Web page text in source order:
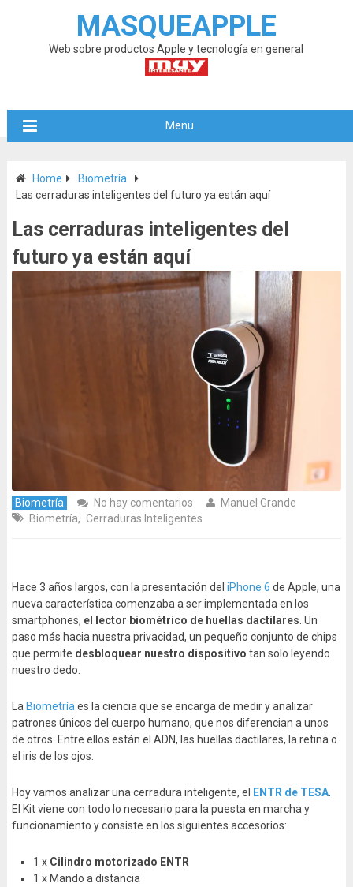
MASQUEAPPLE
Web sobre productos Apple y tecnología en general
Menu
Home
Biometría
Las cerraduras inteligentes del futuro ya están aquí
Las cerraduras inteligentes del
futuro ya están aquí
Biometría No hay comentarios
Manuel Grande
Biometría, Cerraduras Inteligentes
Hace 3 años largos, con la presentación del iPhone 6 de Apple, una
nueva característica comenzaba a ser implementada en los
smartphones, el lector biométrico de huellas dactilares . Un
paso más hacia nuestra privacidad, un pequeño conjunto de chips
que permite desbloquear nuestro dispositivo tan solo leyendo
nuestro dedo.
La Biometría es la ciencia que se encarga de medir y analizar
patrones únicos del cuerpo humano, que nos diferencian a unos
de otros. Entre ellos están el ADN, las huellas dactilares, la retina o
el iris de los ojos.
Hoy vamos analizar una cerradura inteligente, el ENTR de TESA.
El Kit viene con todo lo necesario para la puesta en marcha y
funcionamiento y consiste en los siguientes accesorios:
1 x Cilindro motorizado ENTR
1 x Mando a distancia